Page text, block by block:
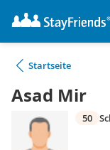
Startseite
Asad Mir
50